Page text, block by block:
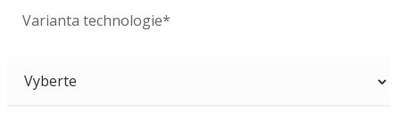
Varianta technologie*